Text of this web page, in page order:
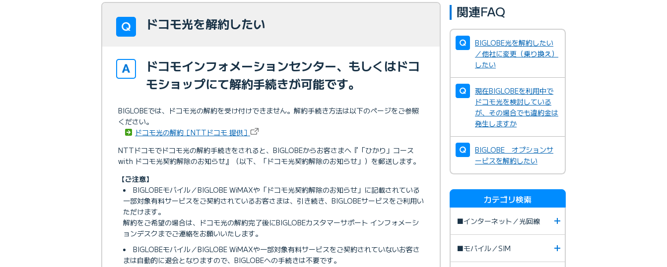
ドコモ光を解約したい
ドコモインフォメーションセンター、もしくはドコ
モショップにて解約手続きが可能です。
BIGLOBEでは、ドコモ光の解約を受け付けできません。解約手続き方法は以下のページをご参照
ください。
ドコモ光の解約［NTTドコモ 提供］
NTTドコモでドコモ光の解約手続きをされると、BIGLOBEからお客さまへ『「ひかり」コース
with ドコモ光契約解除のお知らせ』（以下、「ドコモ光契約解除のお知らせ」）を郵送します。
【ご注意】
BIGLOBEモバイル／BIGLOBE WiMAXや「ドコモ光契約解除のお知らせ」に記載されている
一部対象有料サービスをご契約されているお客さまは、引き続き、BIGLOBEサービスをご利用い
ただけます。
解約をご希望の場合は、ドコモ光の解約完了後にBIGLOBEカスタマーサポート インフォメーシ
ョンデスクまでご連絡をお願いいたします。
BIGLOBEモバイル／BIGLOBE WiMAXや一部対象有料サービスをご契約されていないお客さ
まは自動的に退会となりますので、BIGLOBEへの手続きは不要です。
関連FAQ
BIGLOBE光を解約したい
／他社に変更（乗り換え）
したい
現在BIGLOBEを利用中で
ドコモ光を検討している
が、その場合でも違約金は
発生しますか
BIGLOBE オプションサ
ービスを解約したい
カテゴリ検索
■インターネット／光回線
■モバイル／SIM